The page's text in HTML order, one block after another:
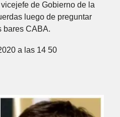
de Gobierno de la
luego de preguntar
bares CABA.
a las 14 50